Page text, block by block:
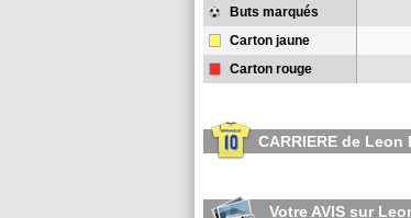
Buts marqués
Carton jaune
Carton rouge
CARRIERE de Leon
Votre AVIS sur